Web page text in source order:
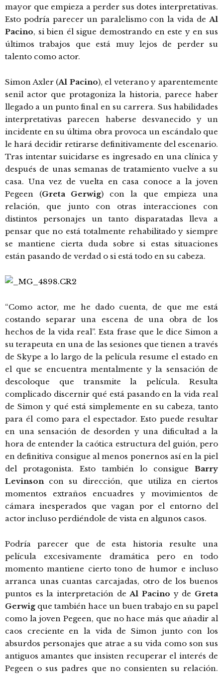
mayor que empieza a perder sus dotes interpretativas.
Esto podría parecer un paralelismo con la vida de Al
Pacino, si bien él sigue demostrando en este y en sus
últimos trabajos que está muy lejos de perder su
talento como actor.
Simon Axler (Al Pacino), el veterano y aparentemente
senil actor que protagoniza la historia, parece haber
llegado a un punto final en su carrera. Sus habilidades
interpretativas parecen haberse desvanecido y un
incidente en su última obra provoca un escándalo que
le hará decidir retirarse definitivamente del escenario.
Tras intentar suicidarse es ingresado en una clínica y
después de unas semanas de tratamiento vuelve a su
casa. Una vez de vuelta en casa conoce a la joven
Pegeen (Greta Gerwig) con la que empieza una
relación, que junto con otras interacciones con
distintos personajes un tanto disparatadas lleva a
pensar que no está totalmente rehabilitado y siempre
se mantiene cierta duda sobre si estas situaciones
están pasando de verdad o si está todo en su cabeza.
“Como actor, me he dado cuenta, de que me está
costando separar una escena de una obra de los
hechos de la vida real”. Esta frase que le dice Simon a
su terapeuta en una de las sesiones que tienen a través
de Skype a lo largo de la película resume el estado en
el que se encuentra mentalmente y la sensación de
descoloque que transmite la película. Resulta
complicado discernir qué está pasando en la vida real
de Simon y qué está simplemente en su cabeza, tanto
para él como para el espectador. Esto puede resultar
en una sensación de desorden y una dificultad a la
hora de entender la caótica estructura del guión, pero
en definitiva consigue al menos ponernos así en la piel
del protagonista. Esto también lo consigue Barry
Levinsoncon su dirección, que utiliza en ciertos
momentos extraños encuadres y movimientos de
cámara inesperados que vagan por el entorno del
actor incluso perdiéndole de vista en algunos casos.
Podría parecer que de esta historia resulte una
película excesivamente dramática pero en todo
momento mantiene cierto tono de humor e incluso
arranca unas cuantas carcajadas, otro de los buenos
puntos es la interpretación deAl Pacino y de Greta
Gerwig que también hace un buen trabajo en su papel
como la joven Pegeen, que no hace más que añadir al
caos creciente en la vida de Simon junto con los
absurdos personajes que atrae a su vida como son sus
antiguos amantes que insisten recuperar el interés de
Pegeen o sus padres que no consienten su relación.